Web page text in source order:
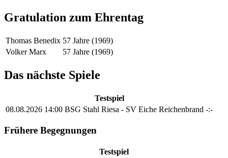
Gratulation zum Ehrentag
Thomas Benedix 57 Jahre (1969)
Volker Marx
57 Jahre (1969)
Das nächste Spiele
Testspiel
08.08.2026 14:00 BSG Stahl Riesa - SV Eiche Reichenbrand -:-
Frühere Begegnungen
Testspiel